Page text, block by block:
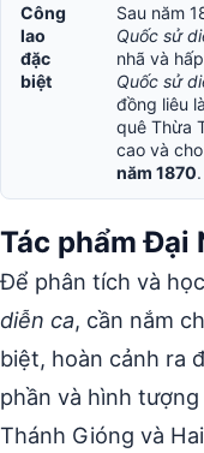
Công
lao
đặc
biệt
Sau năm
Quốc sử
nhã và
Quốc sử
đồng liêu
quê Thừa
cao và
năm 1870.
Tác phẩm Đại
Để phân tích và
diễn ca, cần nắm
biệt, hoàn cảnh ra
phần và hình
Thánh Gióng và